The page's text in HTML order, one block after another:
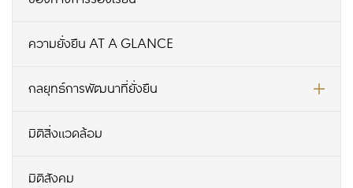
ความยั่งยืน AT A GLANCE
กลยุทธ์การพัฒนาที่ยั่งยืน
มิติสิ่งแวดล้อม
มิติสังคม